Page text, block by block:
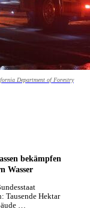
Department of Forestry
bekämpfen
Wasser
Tausende Hektar
…